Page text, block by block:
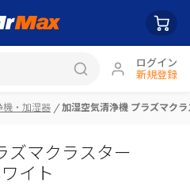
ログイン
新規登録
機・加湿器 加湿空気清浄機 プラズマク
ズマクラスター
イト